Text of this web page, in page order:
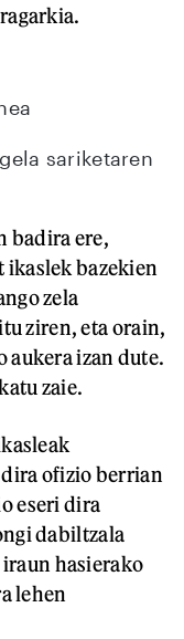
sariketaren
badira ere,
bazekien
zela
ziren, eta orain,
aukera izan dute.
zaie.
ofizio berrian
eseri dira
dabiltzala
iraun hasierako
lehen